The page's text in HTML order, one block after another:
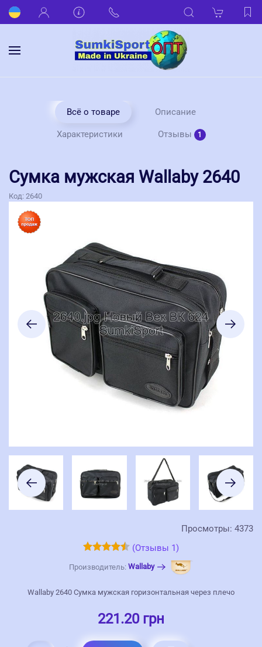
Всё о товаре Описание
Характеристики Отзывы 1
Сумка мужская Wallaby 2640
Код: 2640
Просмотры: 4373
(Отзывы 1)
Производитель: Wallaby
Wallaby 2640 Сумка мужская горизонтальная через плечо
221.20 грн